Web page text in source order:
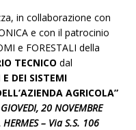
in collaborazione con
e con il patrocinio
e FORESTALI della
TECNICO dal
DEI SISTEMI
AGRICOLA”
GIOVEDI, 20 NOVEMBRE
HERMES – Via S.S. 106